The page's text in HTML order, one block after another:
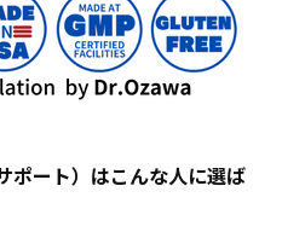
ポート）はこんな人に選ば